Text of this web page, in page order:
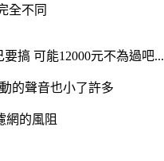
全不同
搞 可能12000元不為過吧...
的聲音也小了許多
網的風阻